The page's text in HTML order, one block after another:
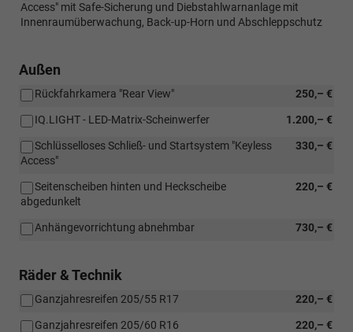
Access" mit Safe-Sicherung und Diebstahlwarnanlage mit
Innenraumüberwachung, Back-up-Horn und Abschleppschutz
Außen
250,– €
Rückfahrkamera "Rear View"
1.200,– €
IQ.LIGHT - LED-Matrix-Scheinwerfer
330,– €
Schlüsselloses Schließ- und Startsystem "Keyless
Access"
220,– €
Seitenscheiben hinten und Heckscheibe
abgedunkelt
730,– €
Anhängevorrichtung abnehmbar
Räder & Technik
220,– €
Ganzjahresreifen 205/55 R17
220,– €
Ganzjahresreifen 205/60 R16